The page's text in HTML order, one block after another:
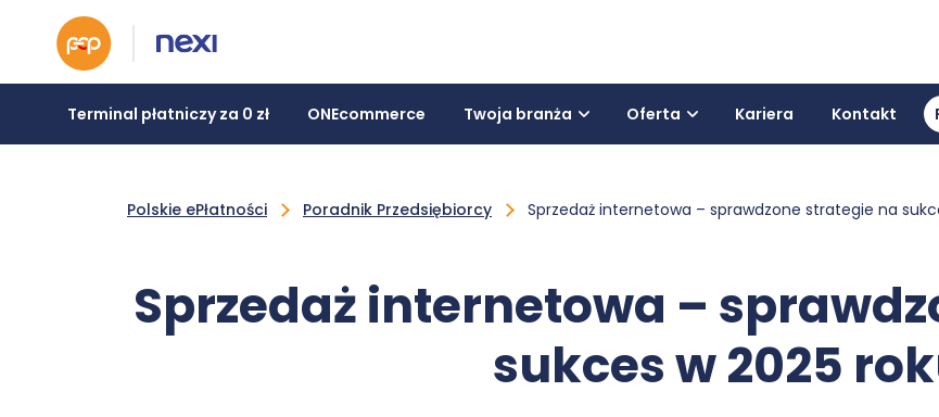
Terminal płatniczy za 0 zł ONEcommerce Twoja branża Oferta Kariera Kontakt
Polskie ePłatności Poradnik Przedsiębiorcy Sprzedaż internetowa – sprawdzone strategie na
Sprzedaż internetowa –
sukces w 2025